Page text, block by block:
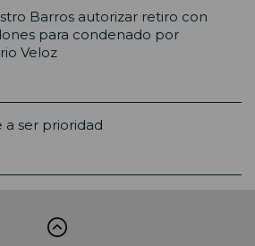
Barros autorizar retiro con
para condenado por
Veloz
a ser prioridad